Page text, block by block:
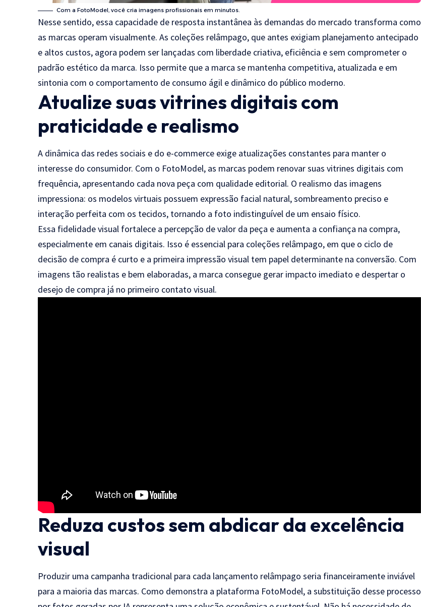
Com a FotoModel, você cria imagens profissionais em minutos.
Nesse sentido, essa capacidade de resposta instantânea às demandas do mercado transforma como
as marcas operam visualmente. As coleções relâmpago, que antes exigiam planejamento antecipado
e altos custos, agora podem ser lançadas com liberdade criativa, eficiência e sem comprometer o
padrão estético da marca. Isso permite que a marca se mantenha competitiva, atualizada e em
sintonia com o comportamento de consumo ágil e dinâmico do público moderno.
Atualize suas vitrines digitais com
praticidade e realismo
A dinâmica das redes sociais e do e-commerce exige atualizações constantes para manter o
interesse do consumidor. Com o FotoModel, as marcas podem renovar suas vitrines digitais com
frequência, apresentando cada nova peça com qualidade editorial. O realismo das imagens
impressiona: os modelos virtuais possuem expressão facial natural, sombreamento preciso e
interação perfeita com os tecidos, tornando a foto indistinguível de um ensaio físico.
Essa fidelidade visual fortalece a percepção de valor da peça e aumenta a confiança na compra,
especialmente em canais digitais. Isso é essencial para coleções relâmpago, em que o ciclo de
decisão de compra é curto e a primeira impressão visual tem papel determinante na conversão. Com
imagens tão realistas e bem elaboradas, a marca consegue gerar impacto imediato e despertar o
desejo de compra já no primeiro contato visual.
Reduza custos sem abdicar da excelência
visual
Produzir uma campanha tradicional para cada lançamento relâmpago seria financeiramente inviável
para a maioria das marcas. Como demonstra a plataforma FotoModel, a substituição desse processo